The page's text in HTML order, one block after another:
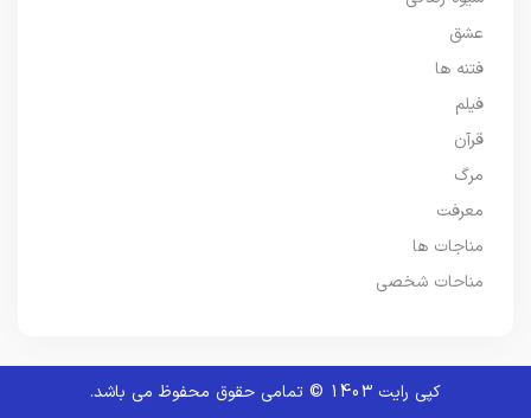
عشق
فتنه ها
فیلم
قرآن
مرگ
معرفت
مناجات ها
مناحات شخصی
کپی رایت 1403 © تمامی حقوق محفوظ می باشد.